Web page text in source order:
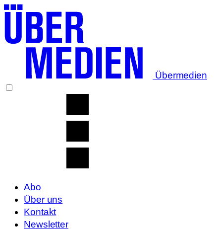
Übermedien
Abo
Über uns
Kontakt
Newsletter